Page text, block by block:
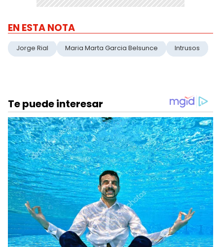
EN ESTA NOTA
Jorge Rial Maria Marta Garcia Belsunce Intrusos